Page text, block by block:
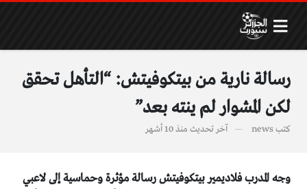
رسالة نارية من بيتكوفيتش: “التأهل تحقق
لكن المشوار لم ينته بعد”
كتبnews آخر تحديث منذ 10 أشهر
وجه المدرب فلاديمير بيتكوفيتش رسالة مؤثرة وحماسية إلى لاعبي